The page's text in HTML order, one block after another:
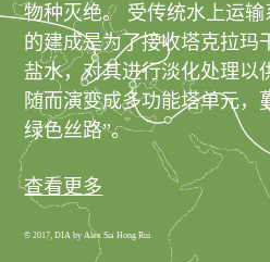
物种灭绝。 受传统水上运
的建成是为了接收塔克拉玛
盐水，对其进行淡化处理以
随而演变成多功能塔单元，
绿色丝路”。
查看更多
© 2017, DIA by Alex Sia Hong Rui